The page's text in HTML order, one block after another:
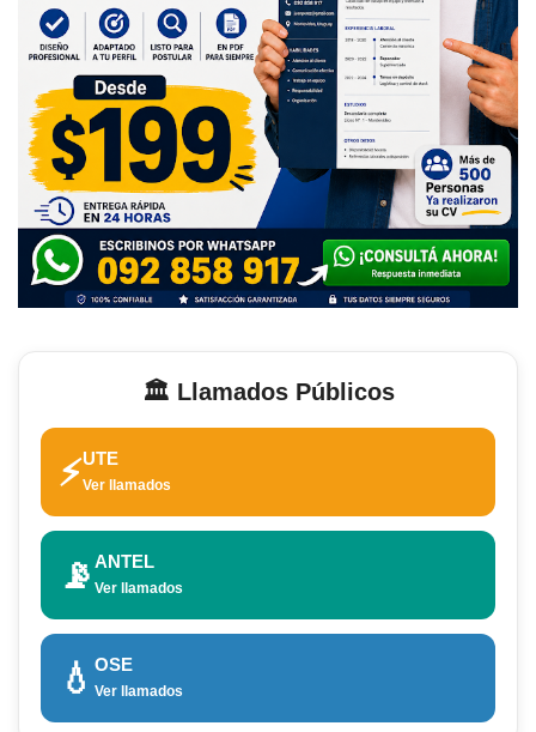
🏛️ Llamados Públicos
⚡UTE
Ver llamados
📡 ANTEL
Ver llamados
💧 OSE
Ver llamados